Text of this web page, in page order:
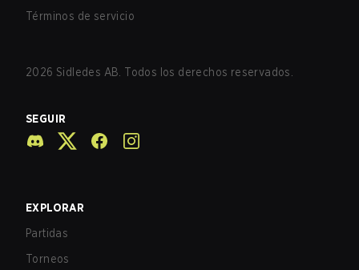
Términos de servicio
2026 Sidledes AB. Todos los derechos reservados.
SEGUIR
EXPLORAR
Partidas
Torneos